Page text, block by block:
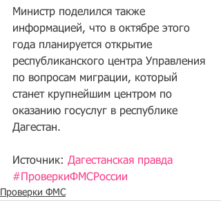
Министр поделился также
информацией, что в октябре этого
года планируется открытие
республиканского центра Управления
по вопросам миграции, который
станет крупнейшим центром по
оказанию госуслуг в республике
Дагестан.
Источник: Дагестанская правда
#ПроверкиФМСРоссии
Проверки ФМС